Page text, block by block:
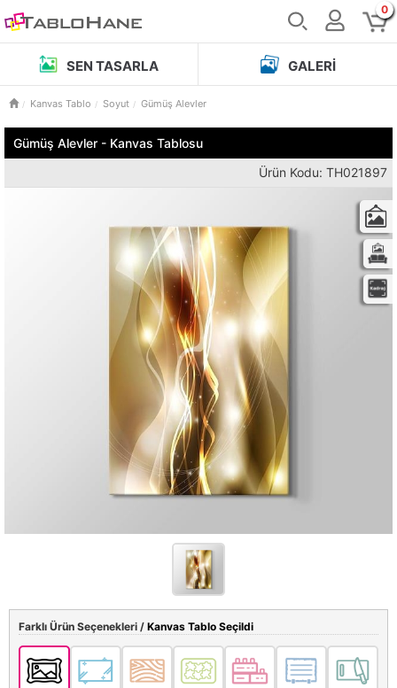
0
SEN TASARLA GALERI
Kanvas Tablo Soyut Gümüş Alevler
Gümüş Alevler - Kanvas Tablosu
Ürün Kodu: TH021897
Farklı Ürün Seçenekleri / Kanvas Tablo Seçildi